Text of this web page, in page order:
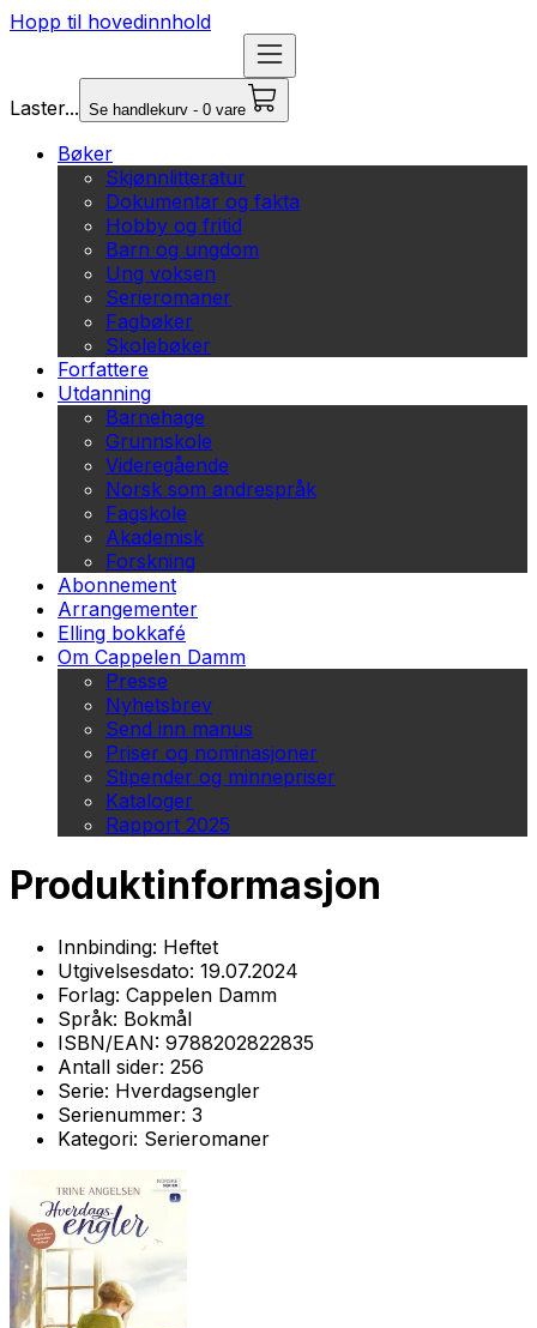
Hopp til hovedinnhold
Laster... Se handlekurv - 0 vare
Bøker
Skjønnlitteratur
Dokumentar og fakta
Hobby og fritid
Barn og ungdom
Ung voksen
Serieromaner
Fagbøker
Skolebøker
Forfattere
Utdanning
Barnehage
Grunnskole
Videregående
Norsk som andrespråk
Fagskole
Akademisk
Forskning
Abonnement
Arrangementer
Elling bokkafé
Om Cappelen Damm
Presse
Nyhetsbrev
Send inn manus
Priser og nominasjoner
Stipender og minnepriser
Kataloger
Rapport 2025
Produktinformasjon
Innbinding: Heftet
Utgivelsesdato: 19.07.2024
Forlag: Cappelen Damm
Språk: Bokmål
ISBN/EAN: 9788202822835
Antall sider: 256
Serie: Hverdagsengler
Serienummer: 3
Kategori: Serieromaner